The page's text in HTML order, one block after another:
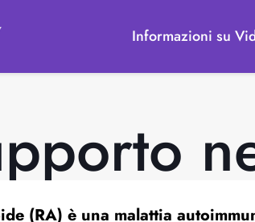
Informazioni su
(RA) è una malattia